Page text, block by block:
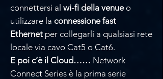
connettersi al wi-fi della venueo
utilizzare la connessione fast
Ethernet per collegarli a qualsiasi rete
locale via cavo Cat5 o Cat6.
E poi c’è il Cloud…… Network
Connect Series è la prima serie